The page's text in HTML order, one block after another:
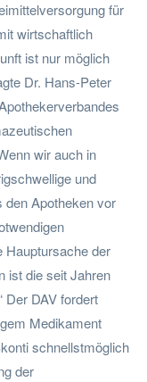
für
wirtschaftlich
ist nur möglich
Dr. Hans-Peter
wir auch in
und
den Apotheken vor
Hauptursache der
ist die seit Jahren
Der DAV fordert
Medikament
schnellstmöglich
der